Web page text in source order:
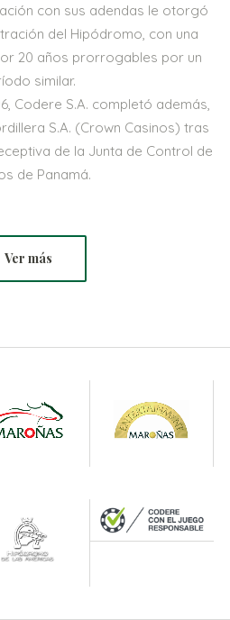
con sus adendas le otorgó
del Hipódromo, con una
20 años prorrogables por un
similar.
Codere S.A. completó además,
S.A. (Crown Casinos) tras
de la Junta de Control de
de Panamá.
Ver más